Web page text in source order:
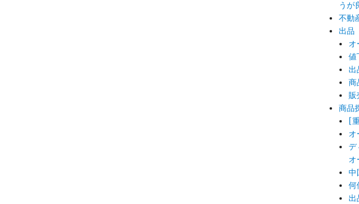
うが
不動
出品
値
出
商
販
商品
[
オ
デ
オ
中
何
出